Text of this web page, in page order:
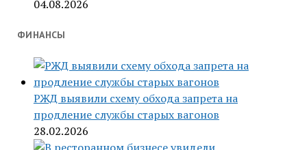
04.08.2026
ФИНАНСЫ
РЖД выявили схему обхода запрета на
продление службы старых вагонов
28.02.2026